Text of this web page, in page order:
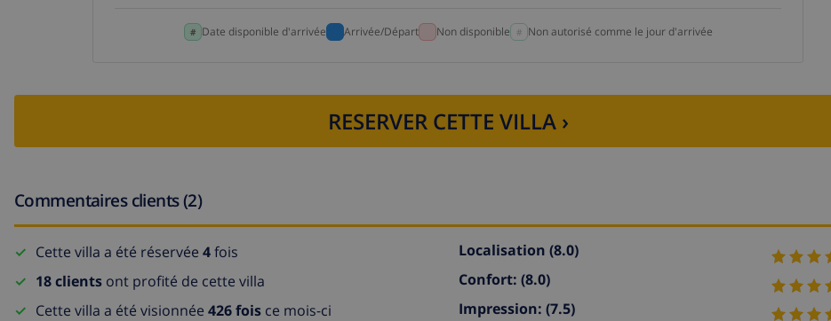
Date disponible d'arrivée Arrivée/Départ Non disponible Non autorisé comme le jour d'arrivée
RESERVER CETTE VILLA ›
Commentaires clients (2)
Cette villa a été réservée 4fois
18 clients ont profité de cette villa
Cette villa a été visionnée 426 fois ce mois-ci
Localisation (8.0)
Confort: (8.0)
Impression: (7.5)